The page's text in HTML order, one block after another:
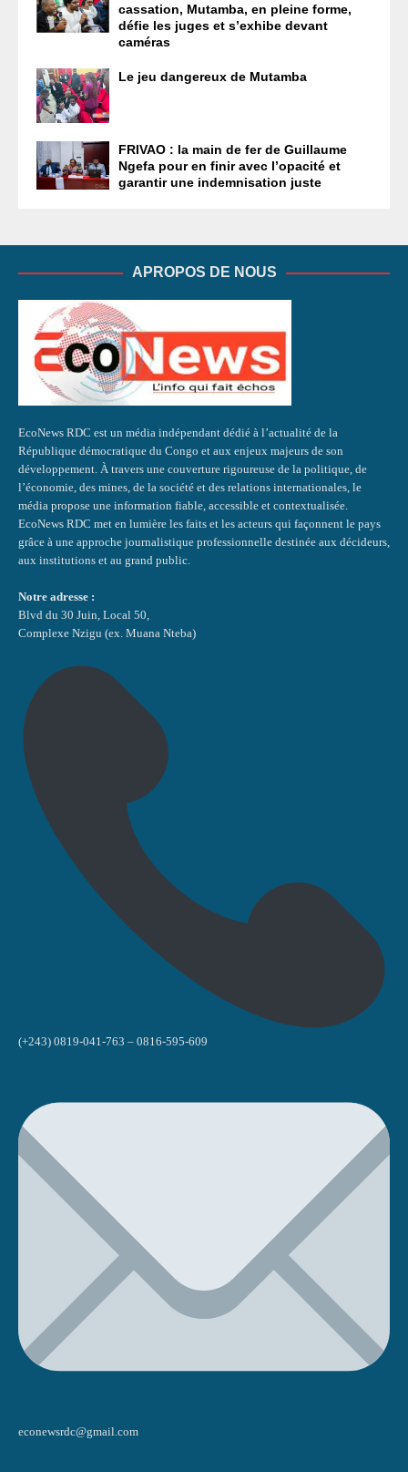
cassation, Mutamba, en pleine forme,
défie les juges et s’exhibe devant
caméras
Le jeu dangereux de Mutamba
FRIVAO : la main de fer de Guillaume
Ngefa pour en finir avec l’opacité et
garantir une indemnisation juste
APROPOS DE NOUS
EcoNews RDC est un média indépendant dédié à l’actualité de la
République démocratique du Congo et aux enjeux majeurs de son
développement. À travers une couverture rigoureuse de la politique, de
l’économie, des mines, de la société et des relations internationales, le
média propose une information fiable, accessible et contextualisée.
EcoNews RDC met en lumière les faits et les acteurs qui façonnent le pays
grâce à une approche journalistique professionnelle destinée aux décideurs,
aux institutions et au grand public.
Notre adresse :
Blvd du 30 Juin, Local 50,
Complexe Nzigu (ex. Muana Nteba)
(+243) 0819-041-763 – 0816-595-609
econewsrdc@gmail.com